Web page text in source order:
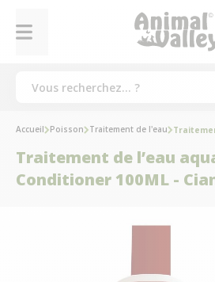
Accueil Poisson Traitement de l'eau
Traitement de l’eau
Conditioner 100ML -